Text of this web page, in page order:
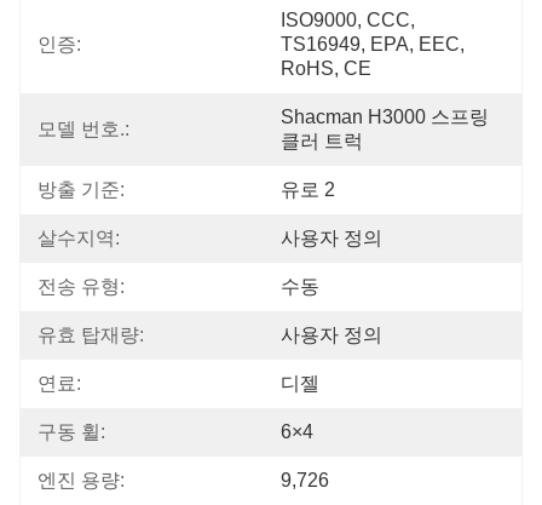
인증:
ISO9000, CCC,
TS16949, EPA, EEC,
RoHS, CE
모델 번호.:
Shacman H3000 스프링
클러 트럭
방출 기준: 유로 2
살수지역: 사용자 정의
전송 유형: 수동
유효 탑재량: 사용자 정의
연료: 디젤
구동 휠: 6×4
엔진 용량: 9,726